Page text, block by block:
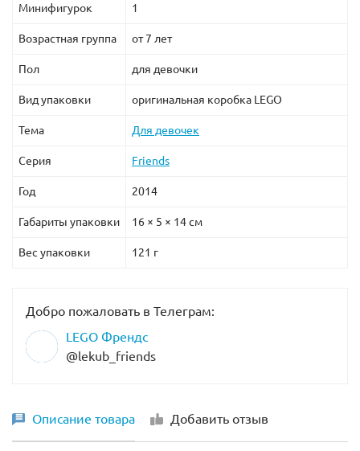
Минифигурок 1
Возрастная группа от 7 лет
Пол для девочки
Вид упаковки оригинальная коробка LEGO
Тема Для девочек
Серия Friends
Год 2014
Габариты упаковки 16 × 5 × 14 см
Вес упаковки 121 г
Добро пожаловать в Телеграм:
LEGO Френдс
@lekub_friends
Описание товара Добавить отзыв